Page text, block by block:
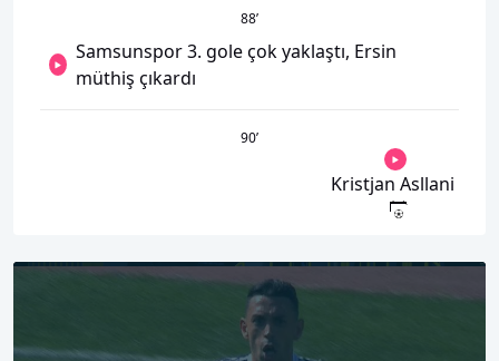
88’
Samsunspor 3. gole çok yaklaştı, Ersin
müthiş çıkardı
90’
Kristjan Asllani